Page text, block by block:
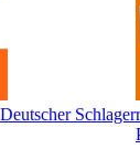
Schlager